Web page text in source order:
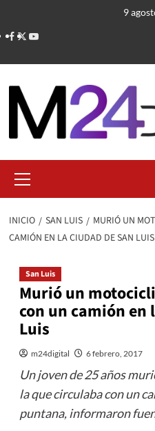
contenido
9
primario
INICIO SAN LUIS
MURIÓ UN
CAMIÓN EN LA CIUDAD DE SAN LUIS
San Luis
Murió un
con un camión en
Luis
m24digital 6 febrero, 2017
Un joven de 25 años
la que circulaba con un
puntana, informaron